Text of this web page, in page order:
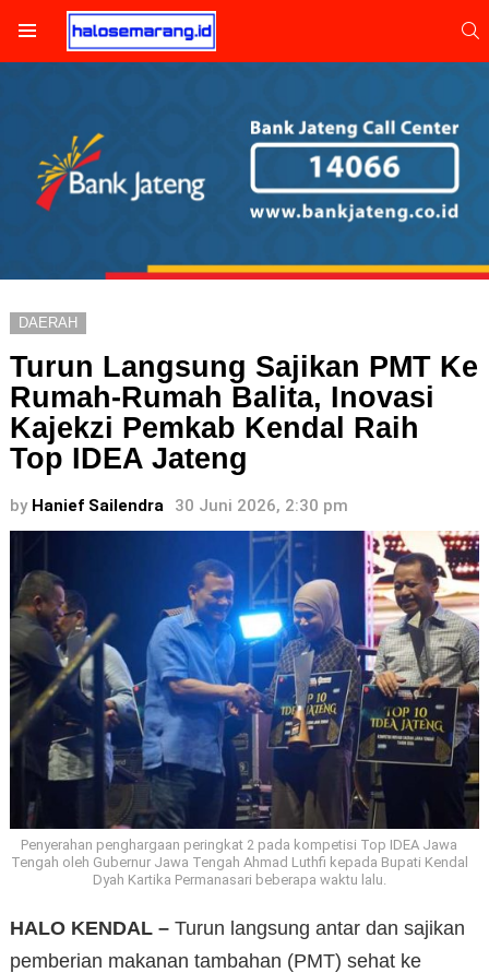
DAERAH
Turun Langsung Sajikan PMT Ke
Rumah-Rumah Balita, Inovasi
Kajekzi Pemkab Kendal Raih
Top IDEA Jateng
by Hanief Sailendra 30 Juni 2026, 2:30 pm
Penyerahan penghargaan peringkat 2 pada kompetisi Top IDEA Jawa
Tengah oleh Gubernur Jawa Tengah Ahmad Luthfi kepada Bupati Kendal
Dyah Kartika Permanasari beberapa waktu lalu.
HALO KENDAL – Turun langsung antar dan sajikan
pemberian makanan tambahan (PMT) sehat ke